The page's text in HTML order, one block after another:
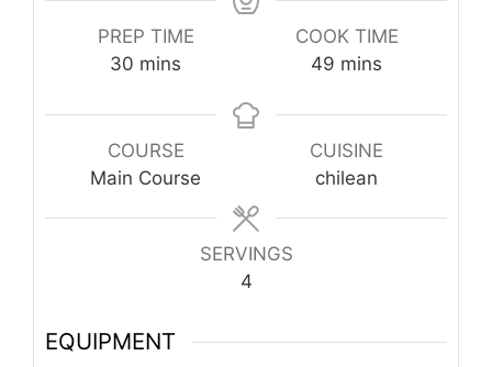
PREP TIME
30 minutes
mins
COOK TIME
49 minutes
mins
COURSE
Main Course
CUISINE
chilean
SERVINGS
4
EQUIPMENT